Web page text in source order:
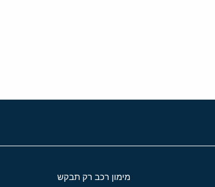
מימון רכב רק תבקש